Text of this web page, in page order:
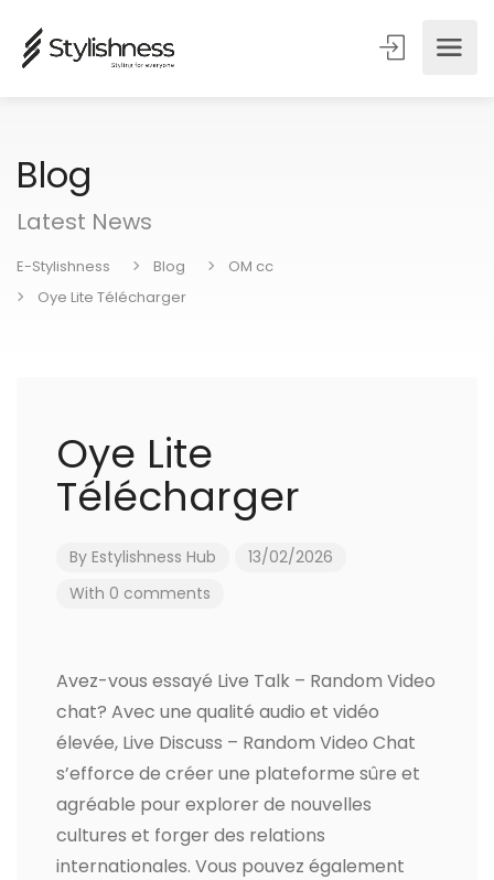
Blog
Latest News
E-Stylishness Blog
OM cc
Oye Lite Télécharger
Oye Lite
Télécharger
By Estylishness Hub
13/02/2026
With 0 comments
Avez-vous essayé Live Talk – Random Video
chat? Avec une qualité audio et vidéo
élevée, Live Discuss – Random Video Chat
s’efforce de créer une plateforme sûre et
agréable pour explorer de nouvelles
cultures et forger des relations
internationales. Vous pouvez également